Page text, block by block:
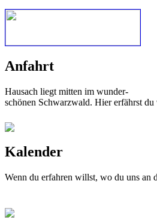
Anfahrt
Hausach liegt mitten im wunder-
schönen Schwarzwald. Hier erfährst
Kalender
Wenn du erfahren willst, wo du uns an